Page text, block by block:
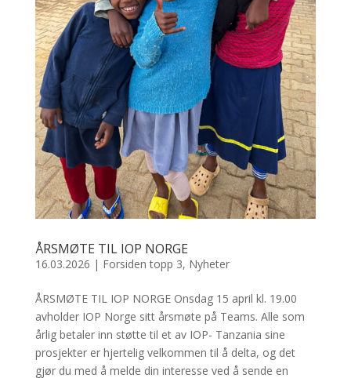
ÅRSMØTE TIL IOP NORGE
16.03.2026 | Forsiden topp 3, Nyheter
ÅRSMØTE TIL IOP NORGE Onsdag 15 april kl. 19.00
avholder IOP Norge sitt årsmøte på Teams. Alle som
årlig betaler inn støtte til et av IOP- Tanzania sine
prosjekter er hjertelig velkommen til å delta, og det
gjør du med å melde din interesse ved å sende en